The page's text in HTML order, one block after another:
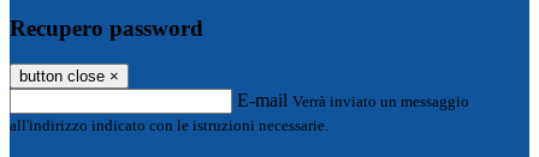
Recupero password
button close ×
E-mail Verrà inviato un messaggio
all'indirizzo indicato con le istruzioni necessarie.